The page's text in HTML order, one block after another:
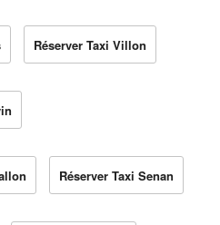
Réserver Taxi Villon
Réserver Taxi Senan